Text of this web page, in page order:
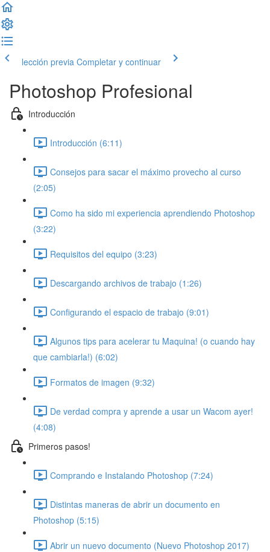
lección previa Completar y continuar
Photoshop Profesional
Introducción
Introducción (6:11)
Consejos para sacar el máximo provecho al curso
(2:05)
Como ha sido mi experiencia aprendiendo Photoshop
(3:22)
Requisitos del equipo (3:23)
Descargando archivos de trabajo (1:26)
Configurando el espacio de trabajo (9:01)
Algunos tips para acelerar tu Maquina! (o cuando hay
que cambiarla!) (6:02)
Formatos de imagen (9:32)
De verdad compra y aprende a usar un Wacom ayer!
(4:08)
Primeros pasos!
Comprando e Instalando Photoshop (7:24)
Distintas maneras de abrir un documento en
Photoshop (5:15)
Abrir un nuevo documento (Nuevo Photoshop 2017)